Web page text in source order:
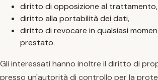
diritto di opposizione al trattamento,
diritto alla portabilità dei dati,
diritto di revocare in qualsiasi
prestato.
Gli interessati hanno inoltre il diritto di
presso un'autorità di controllo per la